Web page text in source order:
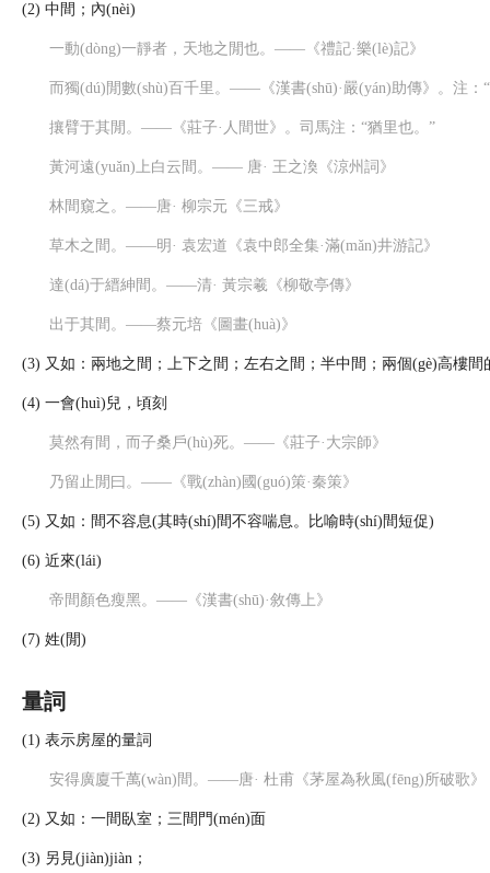
(2) 中間；內(nèi)
一動(dòng)一靜者，天地之閒也。——《禮記·樂(lè)記》
而獨(dú)閒數(shù)百千里。——《漢書(shū)·嚴(yán)助傳》。注：
攘臂于其閒。——《莊子·人間世》。司馬注：“猶里也。”
黃河遠(yuǎn)上白云間。—— 唐· 王之渙《涼州詞》
林間窺之。——唐· 柳宗元《三戒》
草木之間。——明· 袁宏道《袁中郎全集·滿(mǎn)井游記》
達(dá)于縉紳間。——清· 黃宗羲《柳敬亭傳》
出于其間。——蔡元培《圖畫(huà)》
(3) 又如：兩地之間；上下之間；左右之間；半中間；兩個(gè)高樓
(4) 一會(huì)兒，頃刻
莫然有間，而子桑戶(hù)死。——《莊子·大宗師》
乃留止閒曰。——《戰(zhàn)國(guó)策·秦策》
(5) 又如：間不容息(其時(shí)間不容喘息。比喻時(shí)間短促)
(6) 近來(lái)
帝間顏色瘦黑。——《漢書(shū)·敘傳上》
(7) 姓(閒)
量詞
(1) 表示房屋的量詞
安得廣廈千萬(wàn)間。——唐· 杜甫《茅屋為秋風(fēng)所破歌》
(2) 又如：一間臥室；三間門(mén)面
(3) 另見(jiàn)jiàn ；